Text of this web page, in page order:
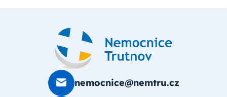
nemocnice@nemtru.cz